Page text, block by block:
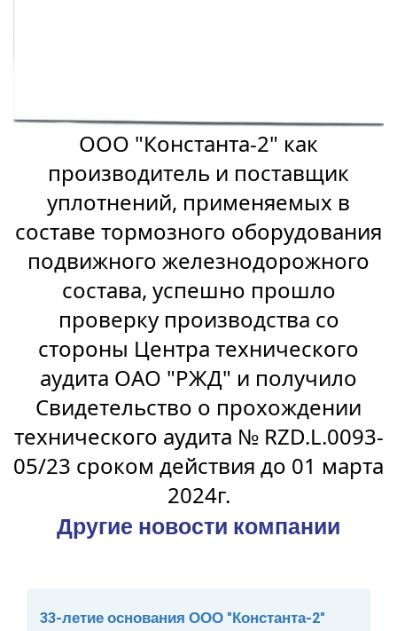
ООО "Константа-2" как
производитель и поставщик
уплотнений, применяемых в
составе тормозного оборудования
подвижного железнодорожного
состава, успешно прошло
проверку производства со
стороны Центра технического
аудита ОАО "РЖД" и получило
Свидетельство о прохождении
технического аудита № RZD.L.0093-
05/23 сроком действия до 01 марта
2024г.
Другие новости компании
33-летие основания ООО "Константа-2"